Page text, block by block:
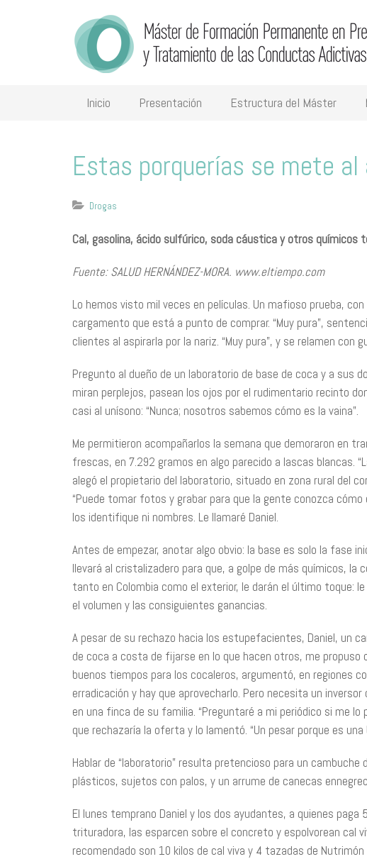
Inicio Presentación Estructura del Máster
Estas porquerías se mete al
Drogas
​Cal, gasolina, ácido sulfúrico, soda cáustica y otros químicos
Fuente: SALUD HERNÁNDEZ-MORA. www.eltiempo.com
Lo hemos visto mil veces en películas. Un mafioso prueba,
cargamento que está a punto de comprar. “Muy pura”,
clientes al aspirarla por la nariz. “Muy pura”, y se relamen con
Pregunto al dueño de un laboratorio de base de coca y a sus
miran perplejos, pasean los ojos por el rudimentario recinto
casi al unísono: “Nunca; nosotros sabemos cómo es la vaina”.
Me permitieron acompañarlos la semana que demoraron en
frescas, en 7.292 gramos en algo parecido a lascas blancas.
alegó el propietario del laboratorio, situado en zona rural del
“Puede tomar fotos y grabar para que la gente conozca
los identifique ni nombres. Le llamaré Daniel.
Antes de empezar, anotar algo obvio: la base es solo la fase
llevará al cristalizadero para que, a golpe de más químicos, la
tanto en Colombia como el exterior, le darán el último toque:
el volumen y las consiguientes ganancias.
A pesar de su rechazo hacia los estupefacientes, Daniel, un
de coca a costa de fijarse en lo que hacen otros, me propuso
buenos tiempos para los cocaleros, argumentó, en regiones
erradicación y hay que aprovecharlo. Pero necesita un
en una finca de su familia. “Preguntaré a mi periódico si me
que rechazaría la oferta y lo lamentó. “Un pesar porque es
Hablar de “laboratorio” resulta pretencioso para un
plásticos, sujetos con palos, y un arrume de canecas
El lunes temprano Daniel y los dos ayudantes, a quienes
trituradora, las esparcen sobre el concreto y espolvorean cal
recomendado son 10 kilos de cal viva y 4 tazadas de